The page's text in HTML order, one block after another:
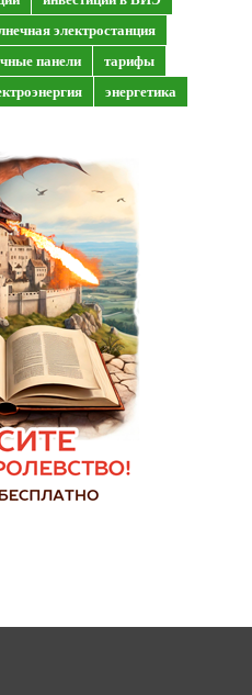
электростанция
панели
тарифы
энергетика